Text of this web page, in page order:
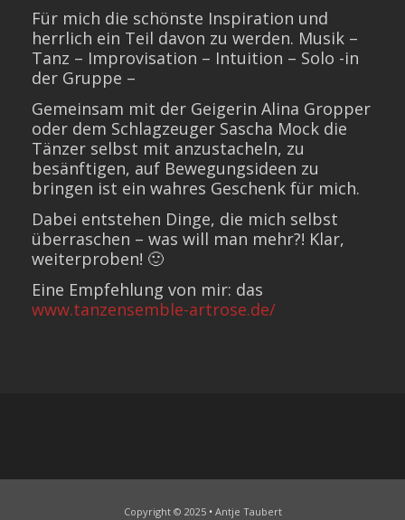
Für mich die schönste Inspiration und
herrlich ein Teil davon zu werden. Musik –
Tanz – Improvisation – Intuition – Solo -in
der Gruppe –
Gemeinsam mit der Geigerin Alina Gropper
oder dem Schlagzeuger Sascha Mock die
Tänzer selbst mit anzustacheln, zu
besänftigen, auf Bewegungsideen zu
bringen ist ein wahres Geschenk für mich.
Dabei entstehen Dinge, die mich selbst
überraschen – was will man mehr?! Klar,
weiterproben! 🙂
Eine Empfehlung von mir: das
www.tanzensemble-artrose.de/
Copyright © 2025 • Antje Taubert